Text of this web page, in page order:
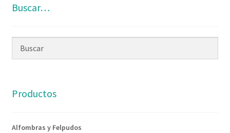
Buscar…
Productos
Alfombras y Felpudos